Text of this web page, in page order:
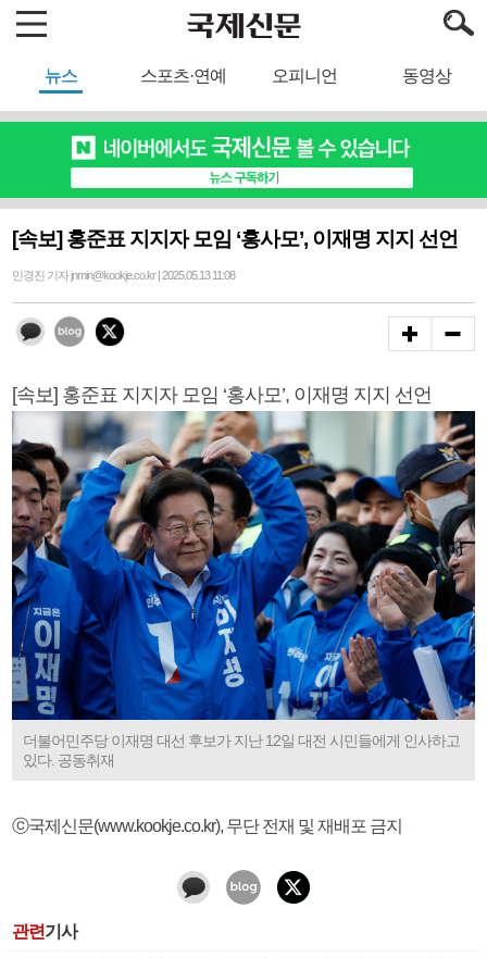
뉴스 스포츠·연예 오피니언 동영상
[속보] 홍준표 지지자 모임 ‘홍사모’, 이재명 지지 선언
민경진 기자 jnmin@kookje.co.kr | 2025.05.13 11:08
[속보] 홍준표 지지자 모임 ‘홍사모’, 이재명 지지 선언
더불어민주당 이재명 대선 후보가 지난 12일 대전 시민들에게 인사하고
있다. 공동취재
ⓒ국제신문(www.kookje.co.kr), 무단 전재 및 재배포 금지
관련기사